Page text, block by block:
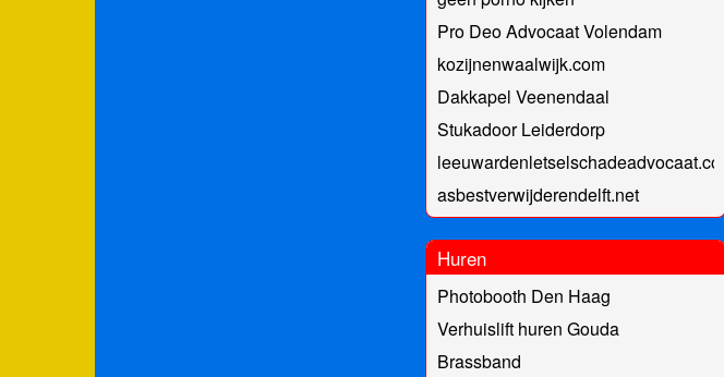
Pro Deo Advocaat Volendam
kozijnenwaalwijk.com
Dakkapel Veenendaal
Stukadoor Leiderdorp
leeuwardenletselschadeadvocaat.com
asbestverwijderendelft.net
Huren
Photobooth Den Haag
Verhuislift huren Gouda
Brassband